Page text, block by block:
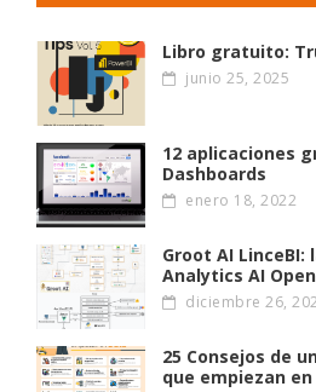
Libro gratuito:
junio 25, 2025
12 aplicaciones
Dashboards
enero 18, 2022
Groot AI
Analytics AI
diciembre 26,
25 Consejos de
que empiezan